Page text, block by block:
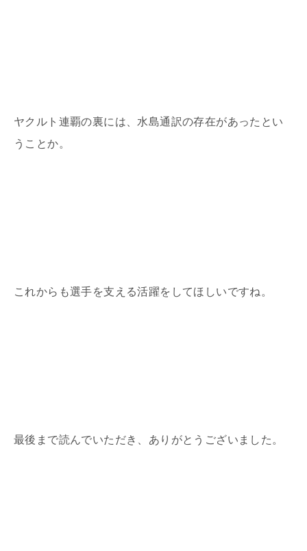
ヤクルト連覇の裏には、水島通訳の存在があったとい
うことか。
これからも選手を支える活躍をしてほしいですね。
最後まで読んでいただき、ありがとうございました。